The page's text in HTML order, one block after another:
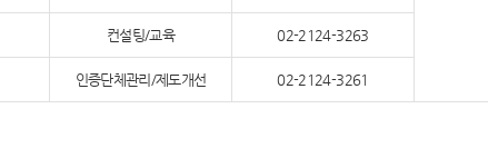
컨설팅/교육 02-2124-3263
인증단체관리/제도개선 02-2124-3261